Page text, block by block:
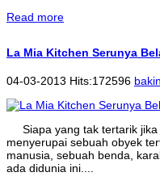
Read more
La Mia Kitchen Serunya
04-03-2013 Hits:172596
Siapa yang tak tertarik jika
menyerupai sebuah obyek
manusia, sebuah benda,
ada didunia ini....